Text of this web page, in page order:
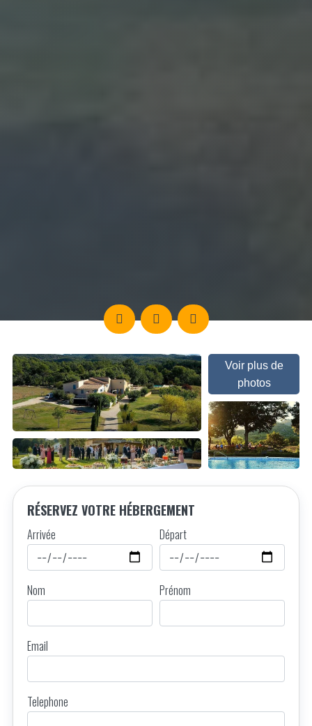
Voir plus de
photos
RÉSERVEZ VOTRE HÉBERGEMENT
Arrivée Départ
Nom Prénom
Email
Telephone